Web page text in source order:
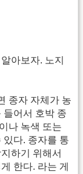
아보자. 노지
종자 자체가 농
들어서 호박 종
나 녹색 또는
있다. 종자를 통
하기 위해서
한다. 라는 게